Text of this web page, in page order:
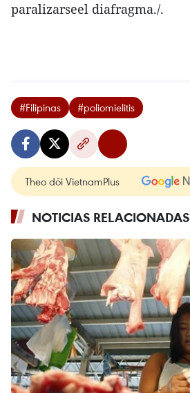
paralizarseel diafragma./.
#Filipinas #poliomielitis
Theo dõi VietnamPlus
NOTICIAS RELACIONADAS